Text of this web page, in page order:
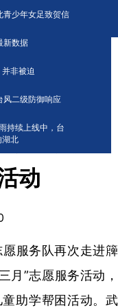
青少年女足致贺信
新数据
非被迫
风二级防御响应
持续上线中，台
湖北
海事
走进簰洲
动
服务队再次走进簰
月”志愿服务活动，
助学帮困活动。武